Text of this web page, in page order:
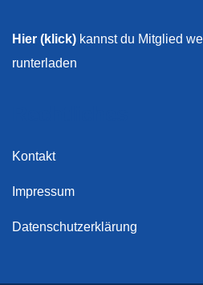
Hier (klick) kannst du Mitglied
runterladen
Kontakt
Impressum
Datenschutzerklärung